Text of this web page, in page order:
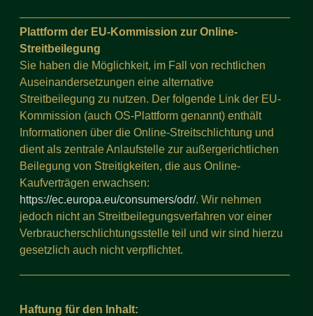
Plattform der EU-Kommission zur Online-
Streitbeilegung
Sie haben die Möglichkeit, im Fall von rechtlichen
Auseinandersetzungen eine alternative
Streitbeilegung zu nutzen. Der folgende Link der EU-
Kommission (auch OS-Plattform genannt) enthält
Informationen über die Online-Streitschlichtung und
dient als zentrale Anlaufstelle zur außergerichtlichen
Beilegung von Streitigkeiten, die aus Online-
Kaufverträgen erwachsen:
https://ec.europa.eu/consumers/odr/. Wir nehmen
jedoch nicht an Streitbeilegungsverfahren vor einer
Verbraucherschlichtungsstelle teil und wir sind hierzu
gesetzlich auch nicht verpflichtet.
Haftung für den Inhalt: